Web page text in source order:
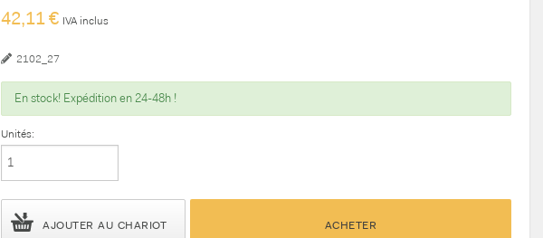
42,11 € IVA inclus
2102_27
En stock! Expédition en 24-48h !
Unités:
AJOUTER AU CHARIOT ACHETER